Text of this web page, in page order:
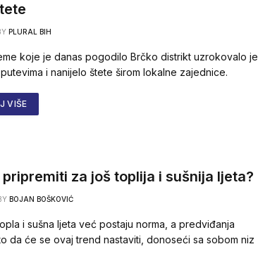
PLURAL BIH
koje je danas pogodilo Brčko distrikt uzrokovalo je
i nanijelo štete širom lokalne zajednice.
VIŠE
pripremiti za još toplija i sušnija ljeta?
BOJAN BOŠKOVIĆ
i sušna ljeta već postaju norma, a predviđanja
da će se ovaj trend nastaviti, donoseći sa sobom niz